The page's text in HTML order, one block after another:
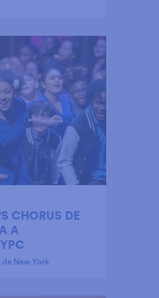
CHORUS DE
A
de New York